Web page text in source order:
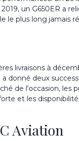
un G650ER a
le plus long jamais
livraisons à
donné deux
de l'occasion,
et les
Aviation